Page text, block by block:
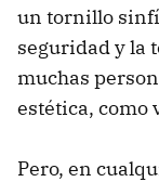
un tornillo
seguridad y la
muchas
estética, como
Pero, en